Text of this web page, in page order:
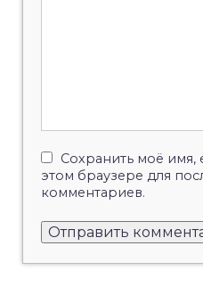
Сохранить моё имя,
этом браузере для
комментариев.